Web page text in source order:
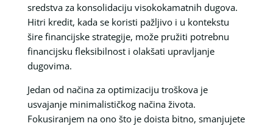
sredstva za konsolidaciju visokokamatnih dugova.
Hitri kredit, kada se koristi pažljivo i u kontekstu
šire financijske strategije, može pružiti potrebnu
financijsku fleksibilnost i olakšati upravljanje
dugovima.
Jedan od načina za optimizaciju troškova je
usvajanje minimalističkog načina života.
Fokusiranjem na ono što je doista bitno, smanjujete